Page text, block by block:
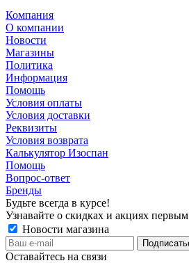
Компания
О компании
Новости
Магазины
Политика
Информация
Помощь
Условия оплаты
Условия доставки
Реквизиты
Условия возврата
Калькулятор Изоспан
Помощь
Вопрос-ответ
Бренды
Будьте всегда в курсе!
Узнавайте о скидках и акциях первым
Новости магазина
Оставайтесь на связи